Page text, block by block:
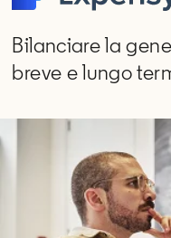
Bilanciare la
breve e lungo